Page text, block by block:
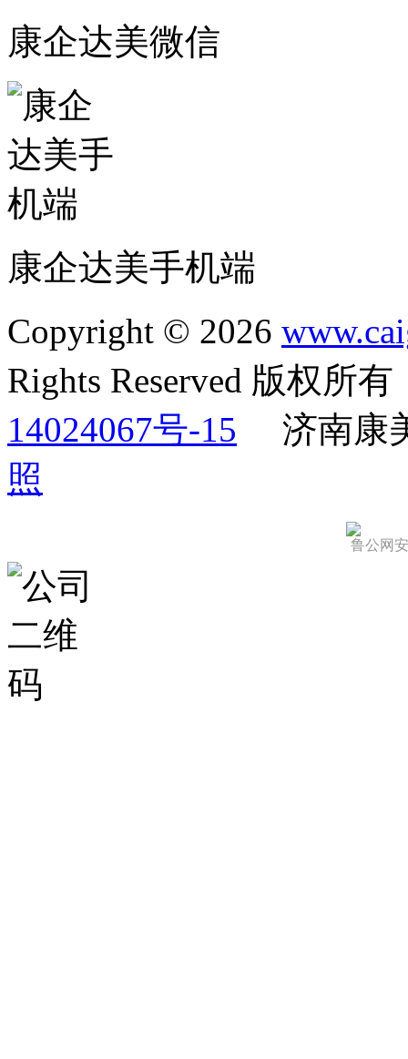
康企达美微信
康企达美手机端
Copyright © 2026
Rights Reserved 版权所
14024067号-15 济南康
照
鲁公网